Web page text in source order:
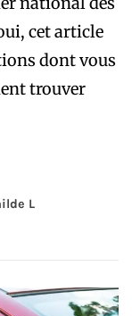
cet article
dont vous
trouver
L